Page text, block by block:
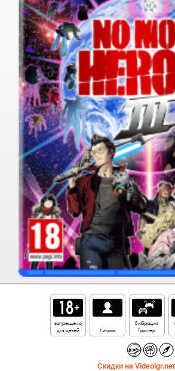
запрещено
для детей
1 игрок
Вибрация
Триггер
Cкидки на